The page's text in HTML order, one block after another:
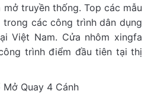
truyền thống. Top các mẫu
các công trình dân dụng
Việt Nam. Cửa nhôm xingfa
trình điểm đầu tiên tại thị